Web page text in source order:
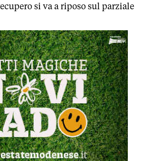
si va a riposo sul parziale